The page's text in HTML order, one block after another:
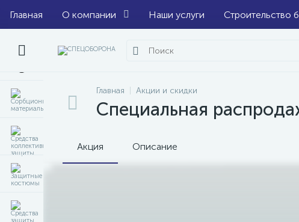
Главная О компании Наши услуги Строительство
Главная Акции и скидки
Специальная
Акция Описание